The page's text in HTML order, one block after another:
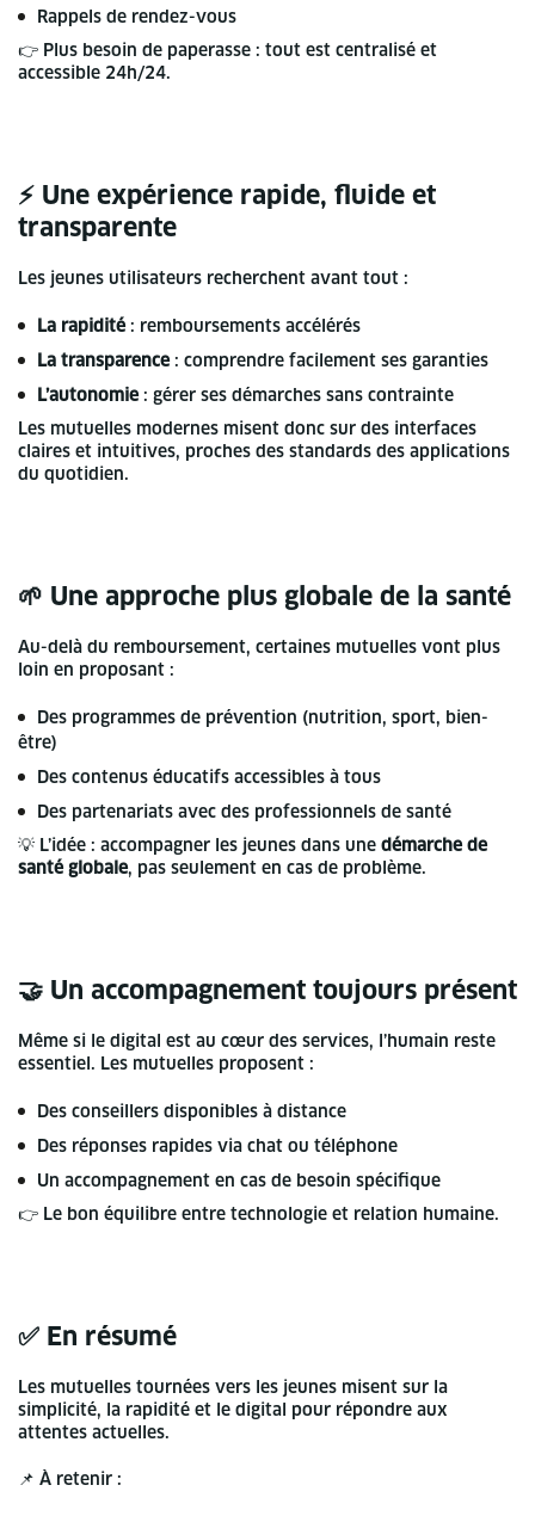
Rappels de rendez-vous
👉 Plus besoin de paperasse : tout est centralisé et
accessible 24h/24.
⚡ Une expérience rapide, fluide et
transparente
Les jeunes utilisateurs recherchent avant tout :
La rapidité: remboursements accélérés
La transparence: comprendre facilement ses garanties
L’autonomie: gérer ses démarches sans contrainte
Les mutuelles modernes misent donc sur des interfaces
claires et intuitives, proches des standards des applications
du quotidien.
🌱 Une approche plus globale de la santé
Au-delà du remboursement, certaines mutuelles vont plus
loin en proposant :
Des programmes de prévention (nutrition, sport, bien-
être)
Des contenus éducatifs accessibles à tous
Des partenariats avec des professionnels de santé
💡 L’idée : accompagner les jeunes dans une démarche de
santé globale, pas seulement en cas de problème.
🤝 Un accompagnement toujours présent
Même si le digital est au cœur des services, l’humain reste
essentiel. Les mutuelles proposent :
Des conseillers disponibles à distance
Des réponses rapides via chat ou téléphone
Un accompagnement en cas de besoin spécifique
👉 Le bon équilibre entre technologie et relation humaine.
✅ En résumé
Les mutuelles tournées vers les jeunes misent sur la
simplicité, la rapidité et le digital pour répondre aux
attentes actuelles.
📌 À retenir :